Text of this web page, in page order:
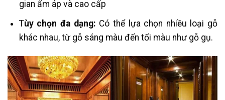
gian ấm áp và cao cấp​
Tùy chọn đa dạng: Có thể lựa chọn nhiều loại gỗ
khác nhau, từ gỗ sáng màu đến tối màu như gỗ gụ.